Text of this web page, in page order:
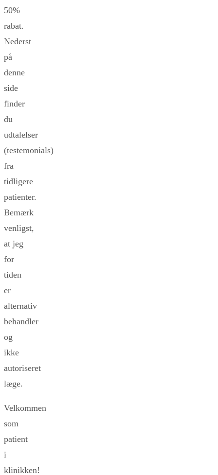
50%
rabat.
Nederst
på
denne
side
finder
du
udtalelser
(testemonials)
fra
tidligere
patienter.
Bemærk
venligst,
at jeg
for
tiden
er
alternativ
behandler
og
ikke
autoriseret
læge.
Velkommen
som
patient
i
klinikken!